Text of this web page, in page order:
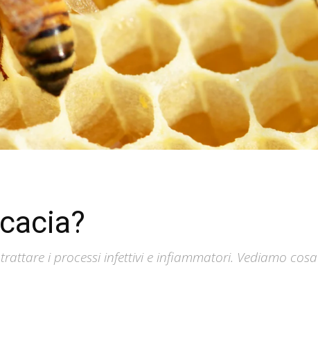
i processi infettivi e infiammatori. Vediamo